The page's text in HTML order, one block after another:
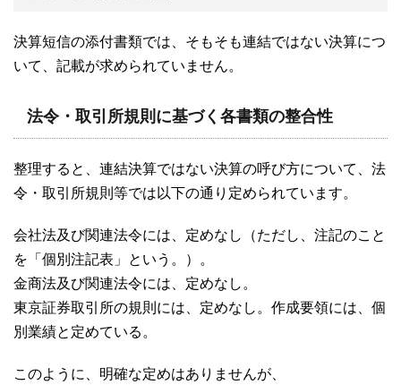
決算短信の添付書類では、そもそも連結ではない決算につ
いて、記載が求められていません。
法令・取引所規則に基づく各書類の整合性
整理すると、連結決算ではない決算の呼び方について、法
令・取引所規則等では以下の通り定められています。
会社法及び関連法令には、定めなし（ただし、注記のこと
を「個別注記表」という。）。
金商法及び関連法令には、定めなし。
東京証券取引所の規則には、定めなし。作成要領には、個
別業績と定めている。
このように、明確な定めはありませんが、